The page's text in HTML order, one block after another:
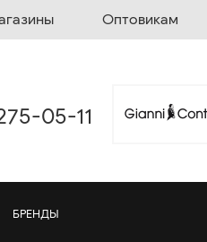
Оптовикам
05-11
БРЕНДЫ